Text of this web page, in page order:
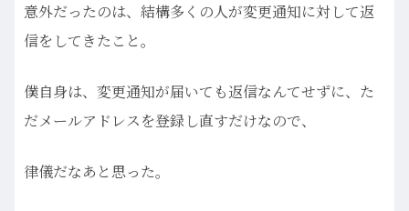
意外だったのは、結構多くの人が変更通知に対して返
信をしてきたこと。
僕自身は、変更通知が届いても返信なんてせずに、た
だメールアドレスを登録し直すだけなので、
律儀だなあと思った。